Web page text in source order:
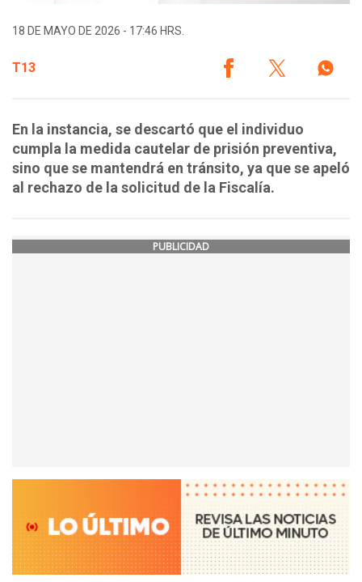
18 DE MAYO DE 2026 - 17:46 HRS.
T13
En la instancia, se descartó que el individuo
cumpla la medida cautelar de prisión preventiva,
sino que se mantendrá en tránsito, ya que se apeló
al rechazo de la solicitud de la Fiscalía.
PUBLICIDAD